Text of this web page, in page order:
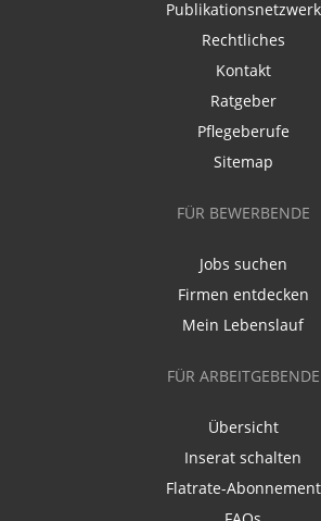
Publikationsnetzwerk
Rechtliches
Kontakt
Ratgeber
Pflegeberufe
Sitemap
FÜR BEWERBENDE
Jobs suchen
Firmen entdecken
Mein Lebenslauf
FÜR ARBEITGEBENDE
Übersicht
Inserat schalten
Flatrate-Abonnement